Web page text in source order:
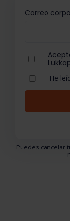
Correo
He
Puedes cancelar